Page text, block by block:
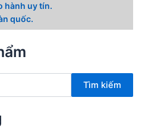
hành uy tín.
quốc.
Tìm kiếm